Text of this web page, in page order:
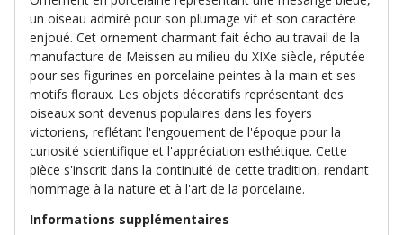
un oiseau admiré pour son plumage vif et son caractère
enjoué. Cet ornement charmant fait écho au travail de la
manufacture de Meissen au milieu du XIXe siècle, réputée
pour ses figurines en porcelaine peintes à la main et ses
motifs floraux. Les objets décoratifs représentant des
oiseaux sont devenus populaires dans les foyers
victoriens, reflétant l'engouement de l'époque pour la
curiosité scientifique et l'appréciation esthétique. Cette
pièce s'inscrit dans la continuité de cette tradition, rendant
hommage à la nature et à l'art de la porcelaine.
Informations supplémentaires